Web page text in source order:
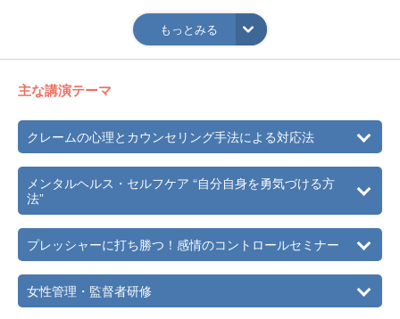
（株）フェイバー退職 勤務と並行して学んできた心理学
を生かし、ヒューマン・ギルドにて働く人のためのカウン
セリング業務および企業研修を開始。
もっとみる
主な講演テーマ
クレームの心理とカウンセリング手法による対応法
メンタルヘルス・セルフケア “自分自身を勇気づける方
法”
プレッシャーに打ち勝つ！感情のコントロールセミナー
女性管理・監督者研修